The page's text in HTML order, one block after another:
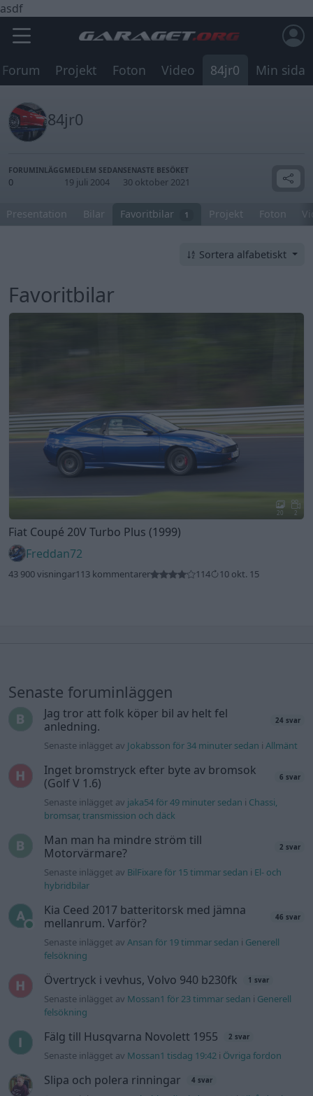
asdf
Forum Projekt Foton Video 84jr0 Min sida
84jr0
FORUMINLÄGG
0
MEDLEM SEDAN
19 juli 2004
SENASTE BESÖKET
30 oktober 2021
Presentation Bilar Favoritbilar 1 Projekt Foton
Sortera alfabetiskt
Favoritbilar
20 2
Fiat Coupé 20V Turbo Plus (1999)
Freddan72
43 900 visningar113 kommentarer 114 10 okt. 15
Senaste foruminläggen
Jag tror att folk köper bil av helt fel
anledning.
24 svar
Senaste inlägget av Jokabsson för 34 minuter sedan iAllmänt
Inget bromstryck efter byte av bromsok
(Golf V 1.6)
6 svar
Senaste inlägget av jaka54 för 49 minuter sedan i Chassi,
bromsar, transmission och däck
Man man ha mindre ström till
Motorvärmare?
2 svar
Senaste inlägget av BilFixare för 15 timmar sedan i El- och
hybridbilar
Kia Ceed 2017 batteritorsk med jämna
mellanrum. Varför?
46 svar
Senaste inlägget avAnsan för 19 timmar sedan i Generell
felsökning
Övertryck i vevhus, Volvo 940 b230fk 1 svar
Senaste inlägget av Mossan1 för 23 timmar sedan i Generell
felsökning
Fälg till Husqvarna Novolett 1955 2 svar
Senaste inlägget av Mossan1 tisdag 19:42 i Övriga fordon
Slipa och polera rinningar 4 svar